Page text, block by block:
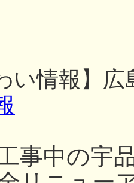
い情報】
事中の宇